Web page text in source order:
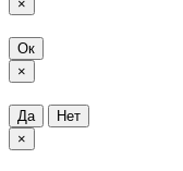
×
Ок
×
Да
Нет
×